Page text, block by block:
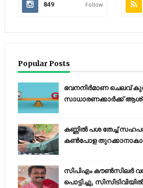
849 Follow
Popular Posts
ഭവനനിർമാണ ചെലവ്
സാധാരണക്കാർക്ക്
കണ്ണിൽ പശ തേച്ച്
കൺപോള
സിപിഎം കൗണ്‍സിലര്‍
പൊട്ടിച്ചു,